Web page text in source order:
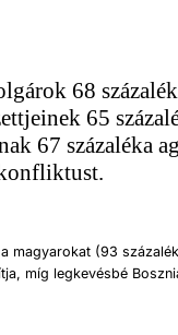
68
65
67 százaléka
magyarokat (93
míg legkevésbé